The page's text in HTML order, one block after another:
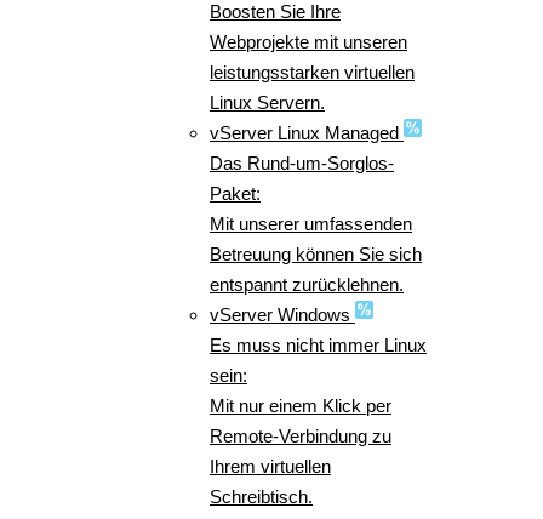
Boosten Sie Ihre
Webprojekte mit unseren
leistungsstarken virtuellen
Linux Servern.
vServer Linux Managed
Das Rund-um-Sorglos-
Paket:
Mit unserer umfassenden
Betreuung können Sie sich
entspannt zurücklehnen.
vServer Windows
Es muss nicht immer Linux
sein:
Mit nur einem Klick per
Remote-Verbindung zu
Ihrem virtuellen
Schreibtisch.